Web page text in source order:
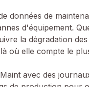
données de
d'équipement.
la dégradation
où elle compte le
avec des